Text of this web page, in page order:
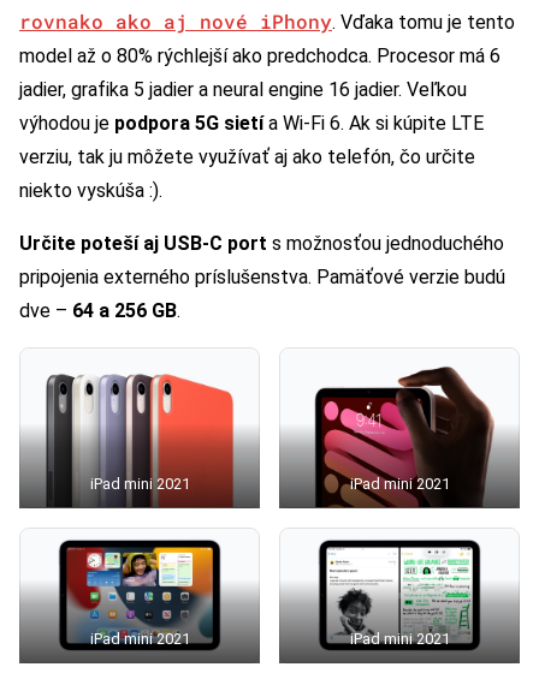
rovnako ako aj nové iPhony. Vďaka tomu je tento
model až o 80% rýchlejší ako predchodca. Procesor má 6
jadier, grafika 5 jadier a neural engine 16 jadier. Veľkou
výhodou je podpora 5G sietía Wi-Fi 6. Ak si kúpite LTE
verziu, tak ju môžete využívať aj ako telefón, čo určite
niekto vyskúša :).
Určite poteší aj USB-C port s možnosťou jednoduchého
pripojenia externého príslušenstva. Pamäťové verzie budú
dve – 64 a 256 GB.
iPad mini 2021 iPad mini 2021
iPad mini 2021 iPad mini 2021